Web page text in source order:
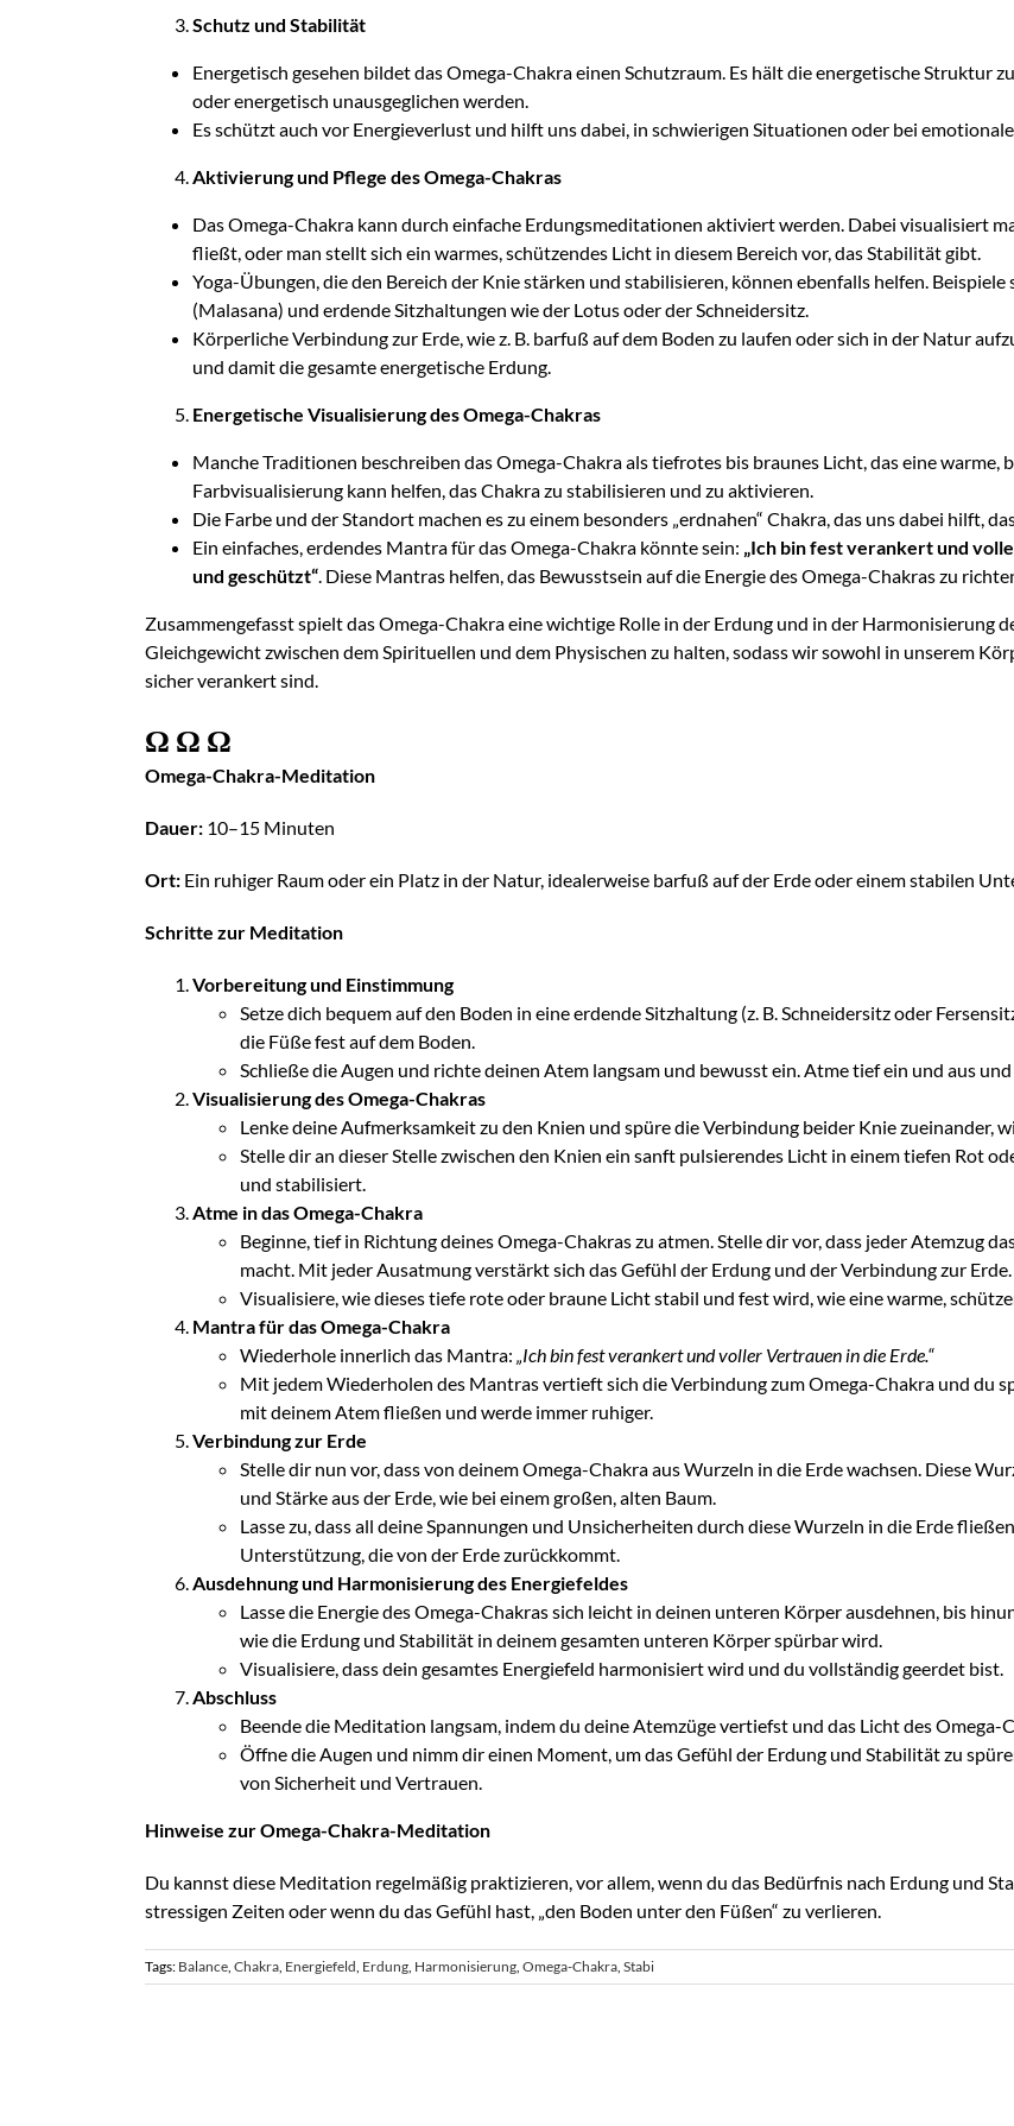
Schutz und Stabilität
Energetisch gesehen bildet das Omega-Chakra einen Schutzraum. Es hält die energetische Struktur
oder energetisch unausgeglichen werden.
Es schützt auch vor Energieverlust und hilft uns dabei, in schwierigen Situationen oder bei
Aktivierung und Pflege des Omega-Chakras
Das Omega-Chakra kann durch einfache Erdungsmeditationen aktiviert werden. Dabei visualisiert
fließt, oder man stellt sich ein warmes, schützendes Licht in diesem Bereich vor, das Stabilität gibt.
Yoga-Übungen, die den Bereich der Knie stärken und stabilisieren, können ebenfalls helfen. Beispiele
(Malasana) und erdende Sitzhaltungen wie der Lotus oder der Schneidersitz.
Körperliche Verbindung zur Erde, wie z. B. barfuß auf dem Boden zu laufen oder sich in der Natur
und damit die gesamte energetische Erdung.
Energetische Visualisierung des Omega-Chakras
Manche Traditionen beschreiben das Omega-Chakra als tiefrotes bis braunes Licht, das eine warme,
Farbvisualisierung kann helfen, das Chakra zu stabilisieren und zu aktivieren.
Die Farbe und der Standort machen es zu einem besonders „erdnahen“ Chakra, das uns dabei hilft,
Ein einfaches, erdendes Mantra für das Omega-Chakra könnte sein: „Ich bin fest verankert und
und geschützt“. Diese Mantras helfen, das Bewusstsein auf die Energie des Omega-Chakras zu
Zusammengefasst spielt das Omega-Chakra eine wichtige Rolle in der Erdung und in der Harmonisierung
Gleichgewicht zwischen dem Spirituellen und dem Physischen zu halten, sodass wir sowohl in unserem
sicher verankert sind.
Ω Ω Ω
Omega-Chakra-Meditation
Dauer: 10–15 Minuten
Ort: Ein ruhiger Raum oder ein Platz in der Natur, idealerweise barfuß auf der Erde oder einem stabilen
Schritte zur Meditation
Vorbereitung und Einstimmung
Setze dich bequem auf den Boden in eine erdende Sitzhaltung (z. B. Schneidersitz oder
die Füße fest auf dem Boden.
Schließe die Augen und richte deinen Atem langsam und bewusst ein. Atme tief ein und aus
Visualisierung des Omega-Chakras
Lenke deine Aufmerksamkeit zu den Knien und spüre die Verbindung beider Knie zueinander,
Stelle dir an dieser Stelle zwischen den Knien ein sanft pulsierendes Licht in einem tiefen Rot
und stabilisiert.
Atme in das Omega-Chakra
Beginne, tief in Richtung deines Omega-Chakras zu atmen. Stelle dir vor, dass jeder Atemzug
macht. Mit jeder Ausatmung verstärkt sich das Gefühl der Erdung und der Verbindung zur Erde.
Visualisiere, wie dieses tiefe rote oder braune Licht stabil und fest wird, wie eine warme,
Mantra für das Omega-Chakra
Wiederhole innerlich das Mantra: „Ich bin fest verankert und voller Vertrauen in die Erde.“
Mit jedem Wiederholen des Mantras vertieft sich die Verbindung zum Omega-Chakra und du
mit deinem Atem fließen und werde immer ruhiger.
Verbindung zur Erde
Stelle dir nun vor, dass von deinem Omega-Chakra aus Wurzeln in die Erde wachsen. Diese
und Stärke aus der Erde, wie bei einem großen, alten Baum.
Lasse zu, dass all deine Spannungen und Unsicherheiten durch diese Wurzeln in die Erde
Unterstützung, die von der Erde zurückkommt.
Ausdehnung und Harmonisierung des Energiefeldes
Lasse die Energie des Omega-Chakras sich leicht in deinen unteren Körper ausdehnen, bis
wie die Erdung und Stabilität in deinem gesamten unteren Körper spürbar wird.
Visualisiere, dass dein gesamtes Energiefeld harmonisiert wird und du vollständig geerdet bist.
Abschluss
Beende die Meditation langsam, indem du deine Atemzüge vertiefst und das Licht des
Öffne die Augen und nimm dir einen Moment, um das Gefühl der Erdung und Stabilität zu
von Sicherheit und Vertrauen.
Hinweise zur Omega-Chakra-Meditation
Du kannst diese Meditation regelmäßig praktizieren, vor allem, wenn du das Bedürfnis nach Erdung und
stressigen Zeiten oder wenn du das Gefühl hast, „den Boden unter den Füßen“ zu verlieren.
Tags: Balance, Chakra, Energiefeld, Erdung, Harmonisierung, Omega-Chakra, Stabi